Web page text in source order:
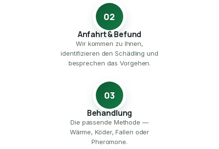
02
Anfahrt & Befund
Wir kommen zu Ihnen,
identifizieren den Schädling und
besprechen das Vorgehen.
03
Behandlung
Die passende Methode —
Wärme, Köder, Fallen oder
Pheromone.